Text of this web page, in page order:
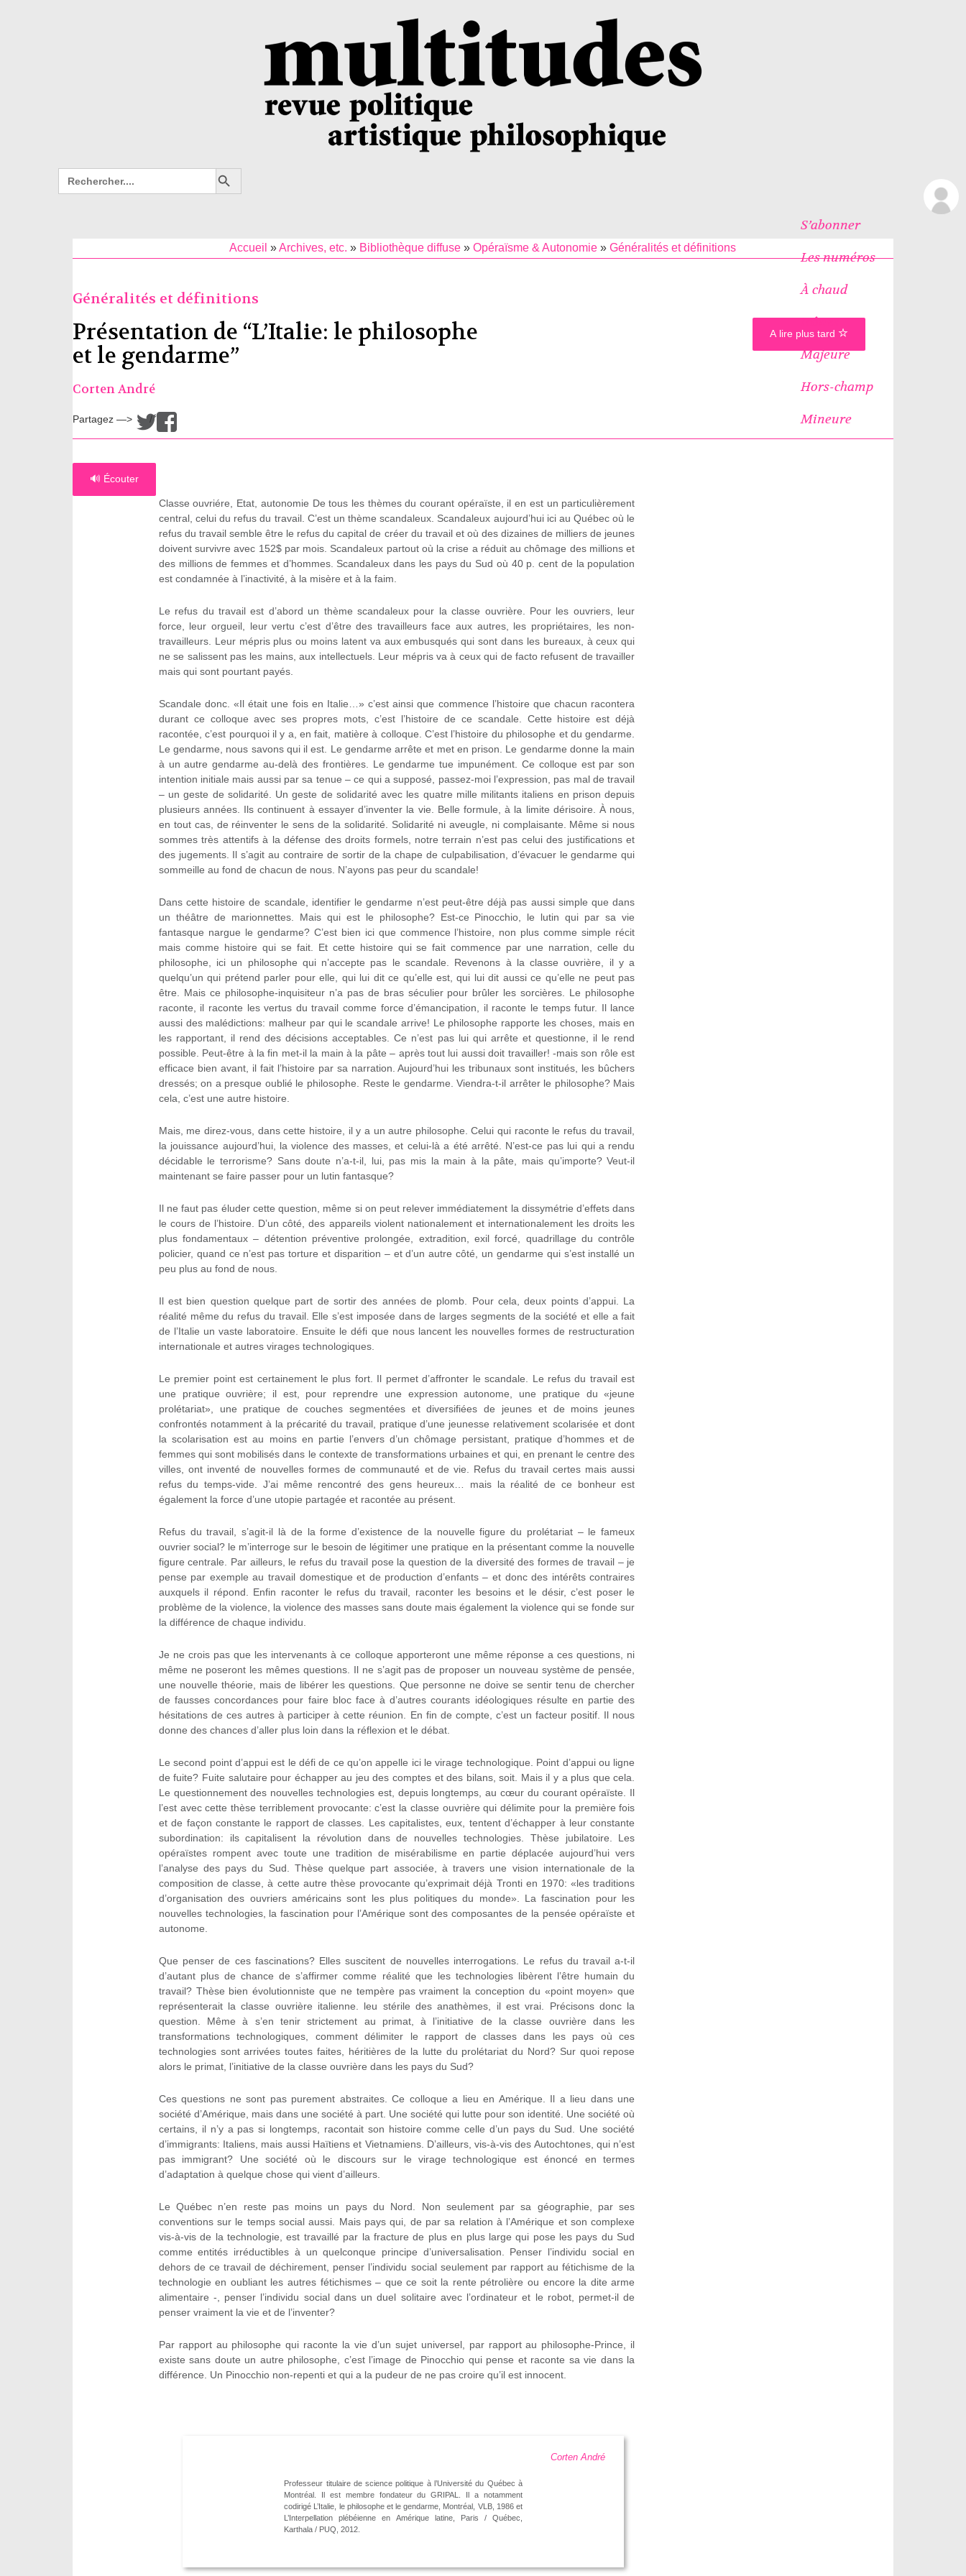
Search
for:
Search Button
S’abonner
Les numéros
À chaud
Icônes
Majeure
Hors-champ
Mineure
Accueil »Archives, etc. » Bibliothèque diffuse »Opéraïsme & Autonomie »Généralités et définitions
Généralités et définitions
Présentation de “L’Italie: le philosophe
et le gendarme”
Corten André
Partagez —> /
🔊 Écouter
Classe ouvriére, Etat, autonomie De tous les thèmes du courant opéraïste, il en est un particulièrement
central, celui du refus du travail. C’est un thème scandaleux. Scandaleux aujourd’hui ici au Québec où le
refus du travail semble être le refus du capital de créer du travail et où des dizaines de milliers de jeunes
doivent survivre avec 152$ par mois. Scandaleux partout où la crise a réduit au chômage des millions et
des millions de femmes et d’hommes. Scandaleux dans les pays du Sud où 40 p. cent de la population
est condamnée à l’inactivité, à la misère et à la faim.
Le refus du travail est d’abord un thème scandaleux pour la classe ouvrière. Pour les ouvriers, leur
force, leur orgueil, leur vertu c’est d’être des travailleurs face aux autres, les propriétaires, les non-
travailleurs. Leur mépris plus ou moins latent va aux embusqués qui sont dans les bureaux, à ceux qui
ne se salissent pas les mains, aux intellectuels. Leur mépris va à ceux qui de facto refusent de travailler
mais qui sont pourtant payés.
Scandale donc. «Il était une fois en Italie…» c’est ainsi que commence l’histoire que chacun racontera
durant ce colloque avec ses propres mots, c’est l’histoire de ce scandale. Cette histoire est déjà
racontée, c’est pourquoi il y a, en fait, matière à colloque. C’est l’histoire du philosophe et du gendarme.
Le gendarme, nous savons qui il est. Le gendarme arrête et met en prison. Le gendarme donne la main
à un autre gendarme au-delà des frontières. Le gendarme tue impunément. Ce colloque est par son
intention initiale mais aussi par sa tenue – ce qui a supposé, passez-moi l’expression, pas mal de travail
– un geste de solidarité. Un geste de solidarité avec les quatre mille militants italiens en prison depuis
plusieurs années. Ils continuent à essayer d’inventer la vie. Belle formule, à la limite dérisoire. À nous,
en tout cas, de réinventer le sens de la solidarité. Solidarité ni aveugle, ni complaisante. Même si nous
sommes très attentifs à la défense des droits formels, notre terrain n’est pas celui des justifications et
des jugements. Il s’agit au contraire de sortir de la chape de culpabilisation, d’évacuer le gendarme qui
sommeille au fond de chacun de nous. N’ayons pas peur du scandale!
Dans cette histoire de scandale, identifier le gendarme n’est peut-être déjà pas aussi simple que dans
un théâtre de marionnettes. Mais qui est le philosophe? Est-ce Pinocchio, le lutin qui par sa vie
fantasque nargue le gendarme? C’est bien ici que commence l’histoire, non plus comme simple récit
mais comme histoire qui se fait. Et cette histoire qui se fait commence par une narration, celle du
philosophe, ici un philosophe qui n’accepte pas le scandale. Revenons à la classe ouvrière, il y a
quelqu’un qui prétend parler pour elle, qui lui dit ce qu’elle est, qui lui dit aussi ce qu’elle ne peut pas
être. Mais ce philosophe-inquisiteur n’a pas de bras séculier pour brûler les sorcières. Le philosophe
raconte, il raconte les vertus du travail comme force d’émancipation, il raconte le temps futur. Il lance
aussi des malédictions: malheur par qui le scandale arrive! Le philosophe rapporte les choses, mais en
les rapportant, il rend des décisions acceptables. Ce n’est pas lui qui arrête et questionne, il le rend
possible. Peut-être à la fin met-il la main à la pâte – après tout lui aussi doit travailler! -mais son rôle est
efficace bien avant, il fait l’histoire par sa narration. Aujourd’hui les tribunaux sont institués, les bûchers
dressés; on a presque oublié le philosophe. Reste le gendarme. Viendra-t-il arrêter le philosophe? Mais
cela, c’est une autre histoire.
Mais, me direz-vous, dans cette histoire, il y a un autre philosophe. Celui qui raconte le refus du travail,
la jouissance aujourd’hui, la violence des masses, et celui-là a été arrêté. N’est-ce pas lui qui a rendu
décidable le terrorisme? Sans doute n’a-t-il, lui, pas mis la main à la pâte, mais qu’importe? Veut-il
maintenant se faire passer pour un lutin fantasque?
Il ne faut pas éluder cette question, même si on peut relever immédiatement la dissymétrie d’effets dans
le cours de l’histoire. D’un côté, des appareils violent nationalement et internationalement les droits les
plus fondamentaux – détention préventive prolongée, extradition, exil forcé, quadrillage du contrôle
policier, quand ce n’est pas torture et disparition – et d’un autre côté, un gendarme qui s’est installé un
peu plus au fond de nous.
Il est bien question quelque part de sortir des années de plomb. Pour cela, deux points d’appui. La
réalité même du refus du travail. Elle s’est imposée dans de larges segments de la société et elle a fait
de l’Italie un vaste laboratoire. Ensuite le défi que nous lancent les nouvelles formes de restructuration
internationale et autres virages technologiques.
Le premier point est certainement le plus fort. Il permet d’affronter le scandale. Le refus du travail est
une pratique ouvrière; il est, pour reprendre une expression autonome, une pratique du «jeune
prolétariat», une pratique de couches segmentées et diversifiées de jeunes et de moins jeunes
confrontés notamment à la précarité du travail, pratique d’une jeunesse relativement scolarisée et dont
la scolarisation est au moins en partie l’envers d’un chômage persistant, pratique d’hommes et de
femmes qui sont mobilisés dans le contexte de transformations urbaines et qui, en prenant le centre des
villes, ont inventé de nouvelles formes de communauté et de vie. Refus du travail certes mais aussi
refus du temps-vide. J’ai même rencontré des gens heureux… mais la réalité de ce bonheur est
également la force d’une utopie partagée et racontée au présent.
Refus du travail, s’agit-il là de la forme d’existence de la nouvelle figure du prolétariat – le fameux
ouvrier social? le m’interroge sur le besoin de légitimer une pratique en la présentant comme la nouvelle
figure centrale. Par ailleurs, le refus du travail pose la question de la diversité des formes de travail – je
pense par exemple au travail domestique et de production d’enfants – et donc des intérêts contraires
auxquels il répond. Enfin raconter le refus du travail, raconter les besoins et le désir, c’est poser le
problème de la violence, la violence des masses sans doute mais également la violence qui se fonde sur
la différence de chaque individu.
Je ne crois pas que les intervenants à ce colloque apporteront une même réponse a ces questions, ni
même ne poseront les mêmes questions. Il ne s’agit pas de proposer un nouveau système de pensée,
une nouvelle théorie, mais de libérer les questions. Que personne ne doive se sentir tenu de chercher
de fausses concordances pour faire bloc face à d’autres courants idéologiques résulte en partie des
hésitations de ces autres à participer à cette réunion. En fin de compte, c’est un facteur positif. Il nous
donne des chances d’aller plus loin dans la réflexion et le débat.
Le second point d’appui est le défi de ce qu’on appelle ici le virage technologique. Point d’appui ou ligne
de fuite? Fuite salutaire pour échapper au jeu des comptes et des bilans, soit. Mais il y a plus que cela.
Le questionnement des nouvelles technologies est, depuis longtemps, au cœur du courant opéraïste. Il
l’est avec cette thèse terriblement provocante: c’est la classe ouvrière qui délimite pour la première fois
et de façon constante le rapport de classes. Les capitalistes, eux, tentent d’échapper à leur constante
subordination: ils capitalisent la révolution dans de nouvelles technologies. Thèse jubilatoire. Les
opéraïstes rompent avec toute une tradition de misérabilisme en partie déplacée aujourd’hui vers
l’analyse des pays du Sud. Thèse quelque part associée, à travers une vision internationale de la
composition de classe, à cette autre thèse provocante qu’exprimait déjà Tronti en 1970: «les traditions
d’organisation des ouvriers américains sont les plus politiques du monde». La fascination pour les
nouvelles technologies, la fascination pour l’Amérique sont des composantes de la pensée opéraïste et
autonome.
Que penser de ces fascinations? Elles suscitent de nouvelles interrogations. Le refus du travail a-t-il
d’autant plus de chance de s’affirmer comme réalité que les technologies libèrent l’être humain du
travail? Thèse bien évolutionniste que ne tempère pas vraiment la conception du «point moyen» que
représenterait la classe ouvrière italienne. leu stérile des anathèmes, il est vrai. Précisons donc la
question. Même à s’en tenir strictement au primat, à l’initiative de la classe ouvrière dans les
transformations technologiques, comment délimiter le rapport de classes dans les pays où ces
technologies sont arrivées toutes faites, héritières de la lutte du prolétariat du Nord? Sur quoi repose
alors le primat, l’initiative de la classe ouvrière dans les pays du Sud?
Ces questions ne sont pas purement abstraites. Ce colloque a lieu en Amérique. Il a lieu dans une
société d’Amérique, mais dans une société à part. Une société qui lutte pour son identité. Une société où
certains, il n’y a pas si longtemps, racontait son histoire comme celle d’un pays du Sud. Une société
d’immigrants: Italiens, mais aussi Haïtiens et Vietnamiens. D’ailleurs, vis-à-vis des Autochtones, qui n’est
pas immigrant? Une société où le discours sur le virage technologique est énoncé en termes
d’adaptation à quelque chose qui vient d’ailleurs.
Le Québec n’en reste pas moins un pays du Nord. Non seulement par sa géographie, par ses
conventions sur le temps social aussi. Mais pays qui, de par sa relation à l’Amérique et son complexe
vis-à-vis de la technologie, est travaillé par la fracture de plus en plus large qui pose les pays du Sud
comme entités irréductibles à un quelconque principe d’universalisation. Penser l’individu social en
dehors de ce travail de déchirement, penser l’individu social seulement par rapport au fétichisme de la
technologie en oubliant les autres fétichismes – que ce soit la rente pétrolière ou encore la dite arme
alimentaire -, penser l’individu social dans un duel solitaire avec l’ordinateur et le robot, permet-il de
penser vraiment la vie et de l’inventer?
Par rapport au philosophe qui raconte la vie d’un sujet universel, par rapport au philosophe-Prince, il
existe sans doute un autre philosophe, c’est l’image de Pinocchio qui pense et raconte sa vie dans la
différence. Un Pinocchio non-repenti et qui a la pudeur de ne pas croire qu’il est innocent.
A lire plus tard
Corten André
Professeur titulaire de science politique à l’Université du Québec à
Montréal. Il est membre fondateur du GRIPAL. Il a notamment
codirigé L’Italie, le philosophe et le gendarme, Montréal, VLB, 1986 et
L’Interpellation plébéienne en Amérique latine, Paris / Québec,
Karthala / PUQ, 2012.